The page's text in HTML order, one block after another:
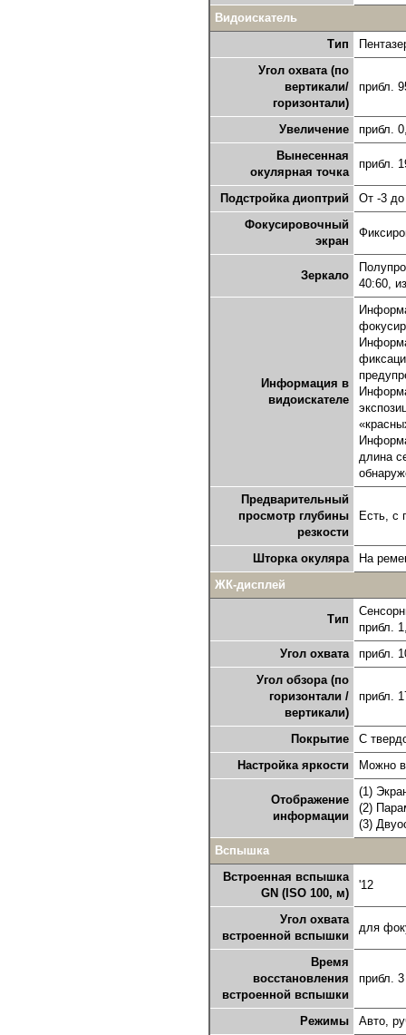
Видоискатель
Тип
Угол охвата (по
вертикали/
горизонтали)
прибл.
Увеличение
прибл.
Вынесенная
окулярная точка
прибл.
Подстройка диоптрий
От -3 до
Фокусировочный
экран
Зеркало
40:60,
Информация в
видоискателе
длина
Предварительный
просмотр глубины
резкости
Есть, с
Шторка окуляра
На
ЖК-дисплей
Тип
прибл.
Угол охвата
прибл.
Угол обзора (по
горизонтали /
вертикали)
прибл.
Покрытие
С
Настройка яркости
Можно
Отображение
информации
(1)
(2)
(3)
Вспышка
Встроенная вспышка
GN (ISO 100, м)
'12
Угол охвата
встроенной вспышки
для
Время
восстановления
встроенной вспышки
прибл.
Режимы Авто,